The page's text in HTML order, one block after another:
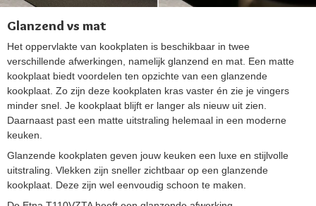
Glanzend vs mat
Het oppervlakte van kookplaten is beschikbaar in twee
verschillende afwerkingen, namelijk glanzend en mat. Een matte
kookplaat biedt voordelen ten opzichte van een glanzende
kookplaat. Zo zijn deze kookplaten kras vaster én zie je vingers
minder snel. Je kookplaat blijft er langer als nieuw uit zien.
Daarnaast past een matte uitstraling helemaal in een moderne
keuken.
Glanzende kookplaten geven jouw keuken een luxe en stijlvolle
uitstraling. Vlekken zijn sneller zichtbaar op een glanzende
kookplaat. Deze zijn wel eenvoudig schoon te maken.